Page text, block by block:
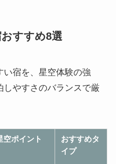
すすめ8選
宿を、星空体験の強
しやすさのバランスで厳
空ポイント
おすすめタ
イプ